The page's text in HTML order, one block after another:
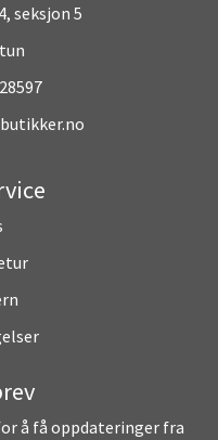
seksjon 5
å få oppdateringer fra